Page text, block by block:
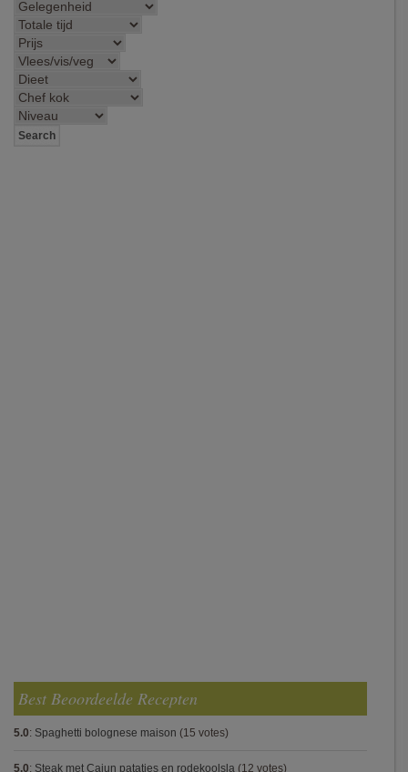
Best Beoordeelde Recepten
5.0: Spaghetti bolognese maison (15 votes)
5.0: Steak met Cajun patatjes en rodekoolsla (12 votes)